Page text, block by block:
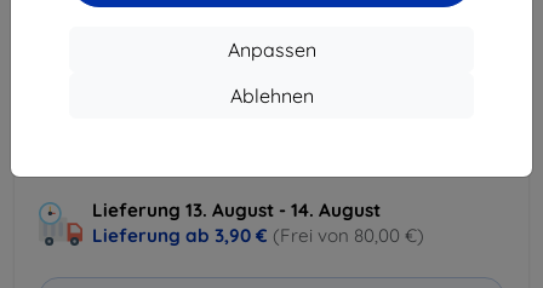
Anpassen
Ablehnen
Lieferung 13. August - 14. August
Lieferung ab 3,90 € (Frei von 80,00 €)